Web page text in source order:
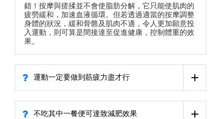
錯！按摩與搓揉並不會使脂肪分解，它只能使肌肉的
疲勞緩和，加速血液循環。但若透過適當的按摩調整
身體的狀況，緩和骨骼及肌肉不適，令人更加願意投
入運動，則可算是間接達至促進健康，控制體重的效
果。
運動一定要做到筋疲力盡才行
不吃其中一餐便可達致減肥效果